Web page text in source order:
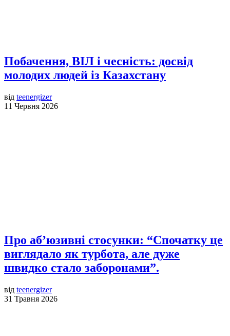
Побачення, ВІЛ і чесність: досвід
молодих людей із Казахстану
від teenergizer
11 Червня 2026
Про аб’юзивні стосунки: “Спочатку це
виглядало як турбота, але дуже
швидко стало заборонами”.
від teenergizer
31 Травня 2026